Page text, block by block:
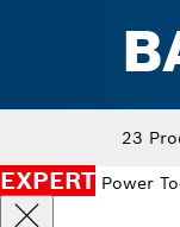
23
EXPERT Power